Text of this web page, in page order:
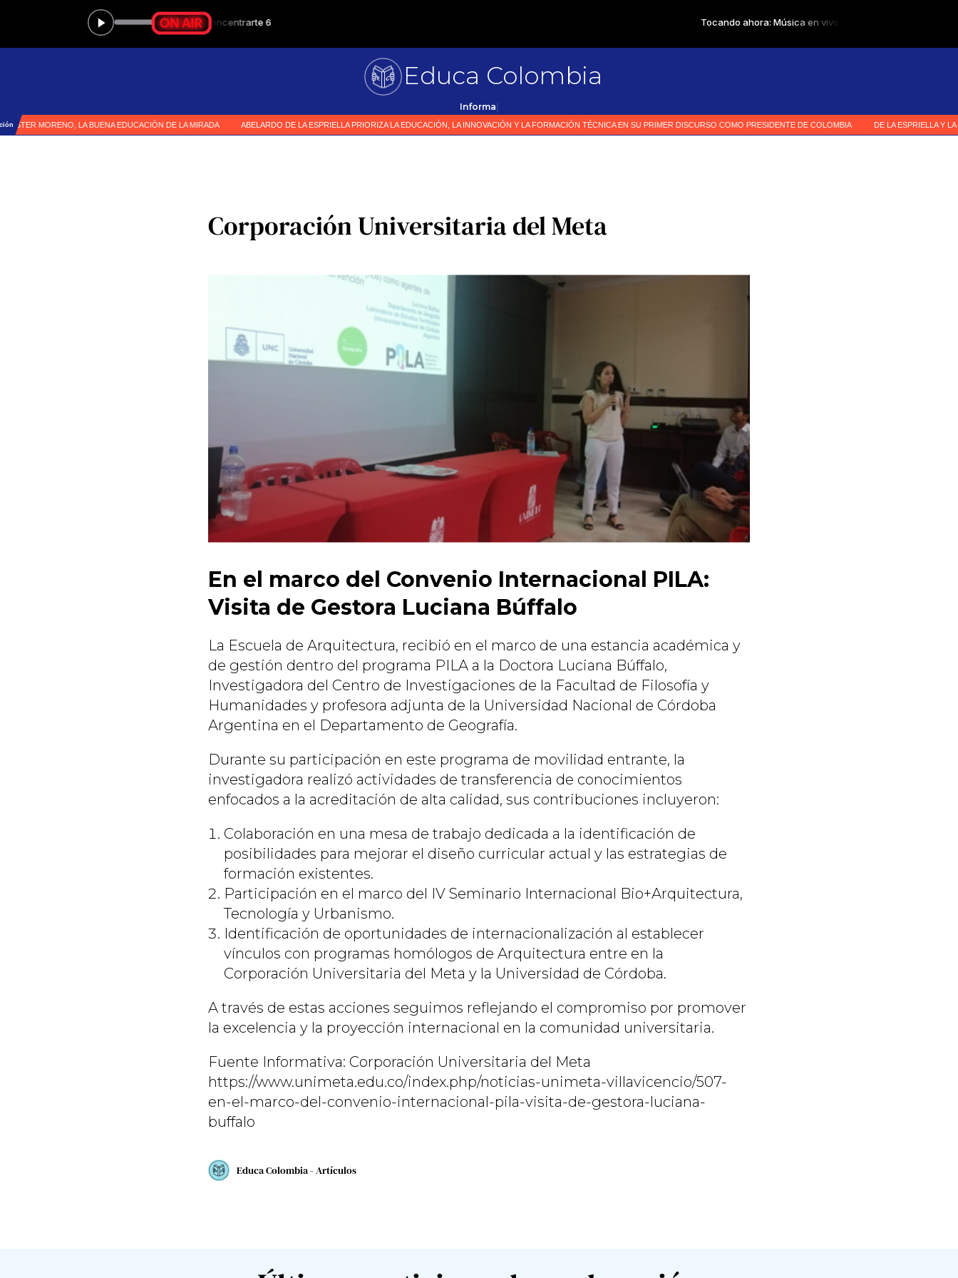
Educa Colombia
|
Corporación Universitaria del Meta
En el marco del Convenio Internacional PILA:
Visita de Gestora Luciana Búffalo
La Escuela de Arquitectura, recibió en el marco de una estancia académica y
de gestión dentro del programa PILA a la Doctora Luciana Búffalo,
Investigadora del Centro de Investigaciones de la Facultad de Filosofía y
Humanidades y profesora adjunta de la Universidad Nacional de Córdoba
Argentina en el Departamento de Geografía.
Durante su participación en este programa de movilidad entrante, la
investigadora realizó actividades de transferencia de conocimientos
enfocados a la acreditación de alta calidad, sus contribuciones incluyeron:
Colaboración en una mesa de trabajo dedicada a la identificación de
posibilidades para mejorar el diseño curricular actual y las estrategias de
formación existentes.
Participación en el marco del IV Seminario Internacional Bio+Arquitectura,
Tecnología y Urbanismo.
Identificación de oportunidades de internacionalización al establecer
vínculos con programas homólogos de Arquitectura entre en la
Corporación Universitaria del Meta y la Universidad de Córdoba.
A través de estas acciones seguimos reflejando el compromiso por promover
la excelencia y la proyección internacional en la comunidad universitaria.
Fuente Informativa: Corporación Universitaria del Meta
https://www.unimeta.edu.co/index.php/noticias-unimeta-villavicencio/507-
en-el-marco-del-convenio-internacional-pila-visita-de-gestora-luciana-
buffalo
Educa Colombia - Artículos